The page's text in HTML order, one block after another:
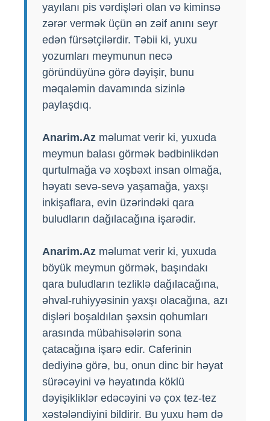
yayılanı pis vərdişləri olan və kiminsə
zərər vermək üçün ən zəif anını seyr
edən fürsətçilərdir. Təbii ki, yuxu
yozumları meymunun necə
göründüyünə görə dəyişir, bunu
məqaləmin davamında sizinlə
paylaşdıq.
Anarim.Az məlumat verir ki, yuxuda
meymun balası görmək bədbinlikdən
qurtulmağa və xoşbəxt insan olmağa,
həyatı sevə-sevə yaşamağa, yaxşı
inkişaflara, evin üzərindəki qara
buludların dağılacağına işarədir.
Anarim.Az məlumat verir ki, yuxuda
böyük meymun görmək, başındakı
qara buludların tezliklə dağılacağına,
əhval-ruhiyyəsinin yaxşı olacağına, azı
dişləri boşaldılan şəxsin qohumları
arasında mübahisələrin sona
çatacağına işarə edir. Caferinin
dediyinə görə, bu, onun dinc bir həyat
sürəcəyini və həyatında köklü
dəyişikliklər edəcəyini və çox tez-tez
xəstələndiyini bildirir. Bu yuxu həm də